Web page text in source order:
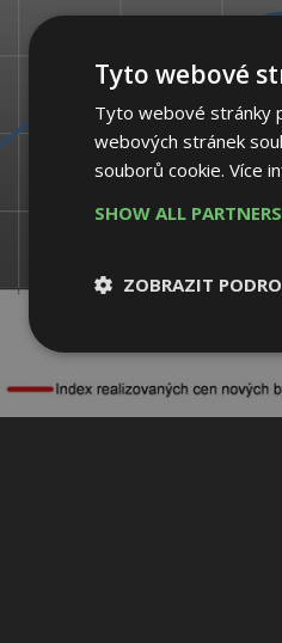
Tyto webové
Tyto webové stránky
webových stránek
souborů cookie. Více
SHOW ALL PARTNERS
ZOBRAZIT
Nezbytně nutné
soubory